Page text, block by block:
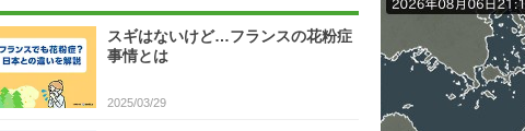
スギはないけど…フランスの花粉症
事情とは
2025/03/29